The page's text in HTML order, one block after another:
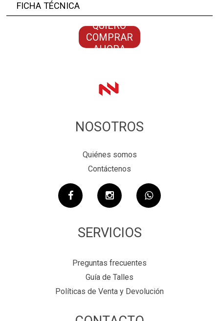
FICHA TÉCNICA
QUIERO
COMPRAR
AHORA
NOSOTROS
Quiénes somos
Contáctenos
SERVICIOS
Preguntas frecuentes
Guía de Talles
Políticas de Venta y Devolución